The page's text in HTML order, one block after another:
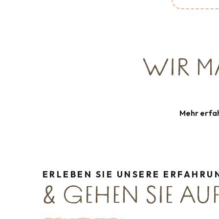
WIR
Mehr
ERLEBEN SIE UNSERE
& GEHEN SIE